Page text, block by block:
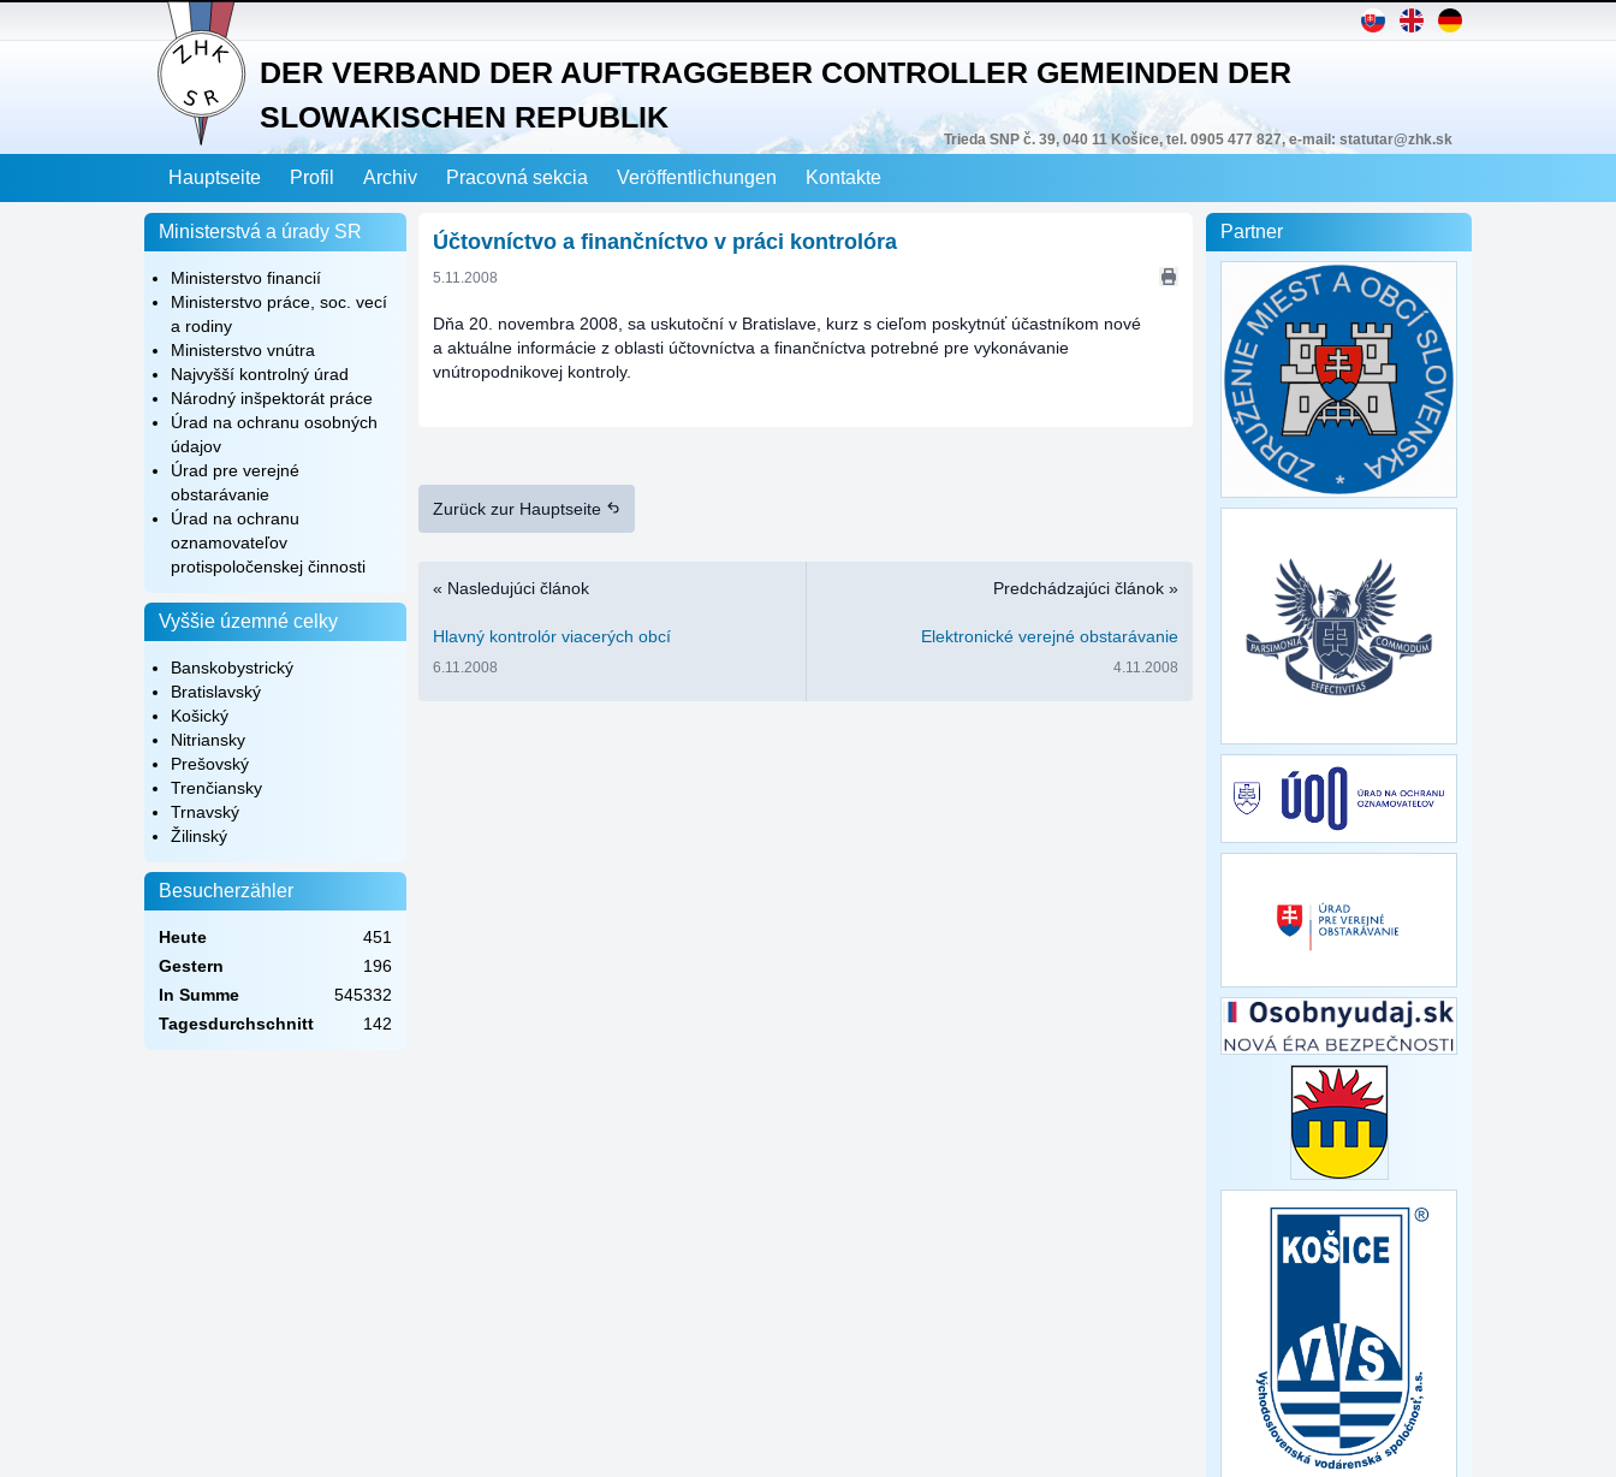
DER VERBAND DER AUFTRAGGEBER CONTROLLER GEMEINDEN DER
SLOWAKISCHEN REPUBLIK
Trieda SNP č. 39, 040 11 Košice, tel. 0905 477 827, e-mail: statutar@zhk.sk
Hauptseite Profil Archiv Pracovná sekcia Veröffentlichungen Kontakte
Ministerstvá a úrady SR
Ministerstvo financií
Ministerstvo práce, soc. vecí
a rodiny
Ministerstvo vnútra
Najvyšší kontrolný úrad
Národný inšpektorát práce
Úrad na ochranu osobných
údajov
Úrad pre verejné
obstarávanie
Úrad na ochranu
oznamovateľov
protispoločenskej činnosti
Vyššie územné celky
Banskobystrický
Bratislavský
Košický
Nitriansky
Prešovský
Trenčiansky
Trnavský
Žilinský
Besucherzähler
Heute
451
Gestern
196
In Summe
545332
Tagesdurchschnitt
142
Účtovníctvo a finančníctvo v práci kontrolóra
5.11.2008
Dňa 20. novembra 2008, sa uskutoční v Bratislave, kurz s cieľom poskytnúť účastníkom nové
a aktuálne informácie z oblasti účtovníctva a finančníctva potrebné pre vykonávanie
vnútropodnikovej kontroly.
Zurück zur Hauptseite
« Nasledujúci článok
Hlavný kontrolór viacerých obcí
6.11.2008
Predchádzajúci článok »
Elektronické verejné obstarávanie
4.11.2008
Partner